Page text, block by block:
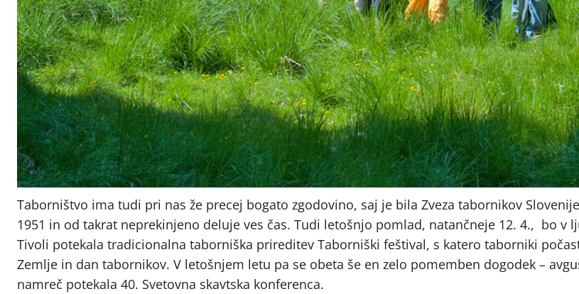
Taborništvo ima tudi pri nas že precej bogato zgodovino, saj je bila Zveza tabornikov
1951 in od takrat neprekinjeno deluje ves čas. Tudi letošnjo pomlad, natančneje 12. 4., bo v
Tivoli potekala tradicionalna taborniška prireditev Taborniški feštival, s katero taborniki
Zemlje in dan tabornikov. V letošnjem letu pa se obeta še en zelo pomemben dogodek –
namreč potekala 40. Svetovna skavtska konferenca.